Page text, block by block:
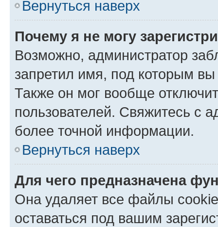
Вернуться наверх
Почему я не могу
Возможно, администратор
запретил имя, под которым вы
Также он мог вообще
пользователей. Свяжитесь с
более точной информации.
Вернуться наверх
Для чего предназначена
Она удаляет все файлы
оставаться под вашим